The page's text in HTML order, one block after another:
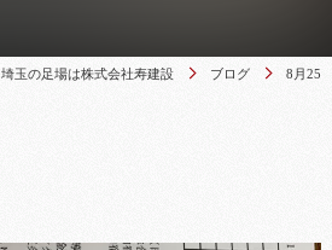
埼玉の足場は株式会社寿建設 ブログ 8月25